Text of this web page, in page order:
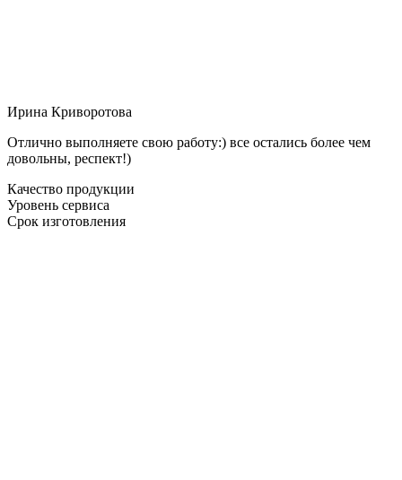
Ирина Криворотова
Отлично выполняете свою работу:) все остались более чем
довольны, респект!)
Качество продукции
Уровень сервиса
Срок изготовления